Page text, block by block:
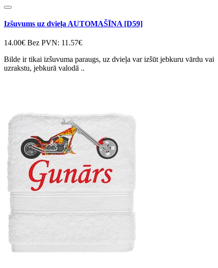
Izšuvums uz dvieļa AUTOMAŠĪNA [D59]
14.00€ Bez PVN: 11.57€
Bilde ir tikai izšuvuma paraugs, uz dvieļa var izšūt jebkuru vārdu vai
uzrakstu, jebkurā valodā ..